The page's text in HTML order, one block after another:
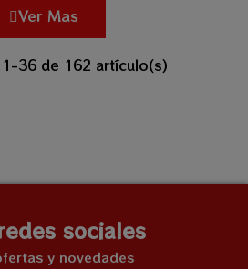
Ver Mas
36 de 162 artículo(s)
sociales
y novedades